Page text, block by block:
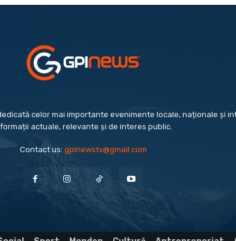
celor mai importante evenimente locale, naționale și
actuale, relevante și de interes public.
Contact us: gpinewstv@gmail.com